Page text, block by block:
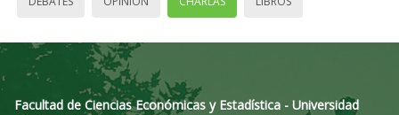
Facultad de Ciencias Económicas y Estadística - Universidad